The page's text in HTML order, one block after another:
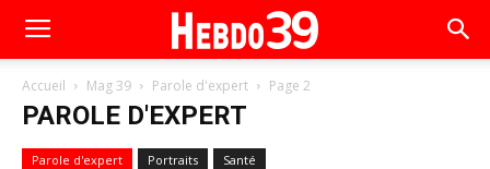
Accueil Mag 39 Parole d'expert Page 2
PAROLE D'EXPERT
Parole d'expert Portraits Santé